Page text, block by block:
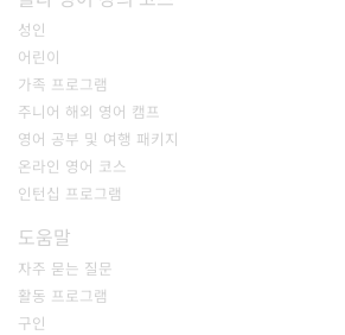
성인
어린이
가족 프로그램
주니어 해외 영어 캠프
영어 공부 및 여행 패키지
온라인 영어 코스
인턴십 프로그램
도움말
자주 묻는 질문
활동 프로그램
구인